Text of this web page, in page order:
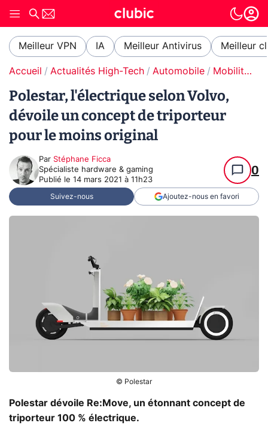
Meilleur VPN IA Meilleur Antivirus Meilleur
Accueil Actualités High-Tech Automobile Mobilité urbaine électrique
Polestar, l'électrique selon Volvo,
dévoile un concept de triporteur
pour le moins original
Par Stéphane Ficca
Spécialiste hardware & gaming
Publié le 14 mars 2021 à 11h23
0
Suivez-nous Ajoutez-nous en favori
© Polestar
Polestar dévoile Re:Move, un étonnant concept de
triporteur 100 % électrique.